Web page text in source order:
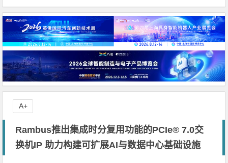
Rambus推出集成时分复用功能的PCIe® 7.0交
换机IP 助力构建可扩展AI与数据中心基础设施
A+